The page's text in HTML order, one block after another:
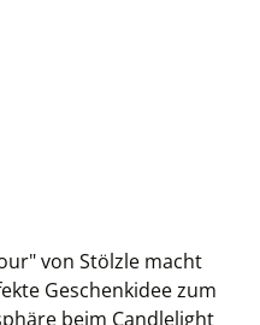
von Stölzle macht
Geschenkidee zum
beim Candlelight